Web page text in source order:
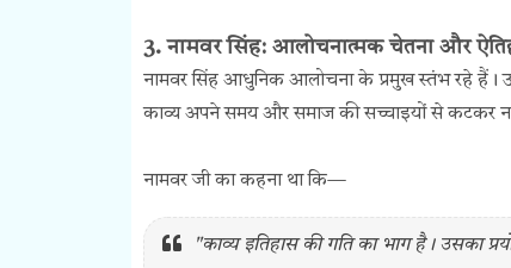
3. नामवर सिंह: आलोचनात्मक चेतना और
नामवर सिंह आधुनिक आलोचना के प्रमुख स्तंभ रहे हैं।
काव्य अपने समय और समाज की सच्चाइयों से कटकर
नामवर जी का कहना था कि—
"काव्य इतिहास की गति का भाग है। उसका